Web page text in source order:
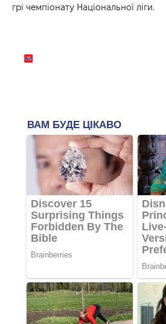
грі чемпіонату Національної ліги.